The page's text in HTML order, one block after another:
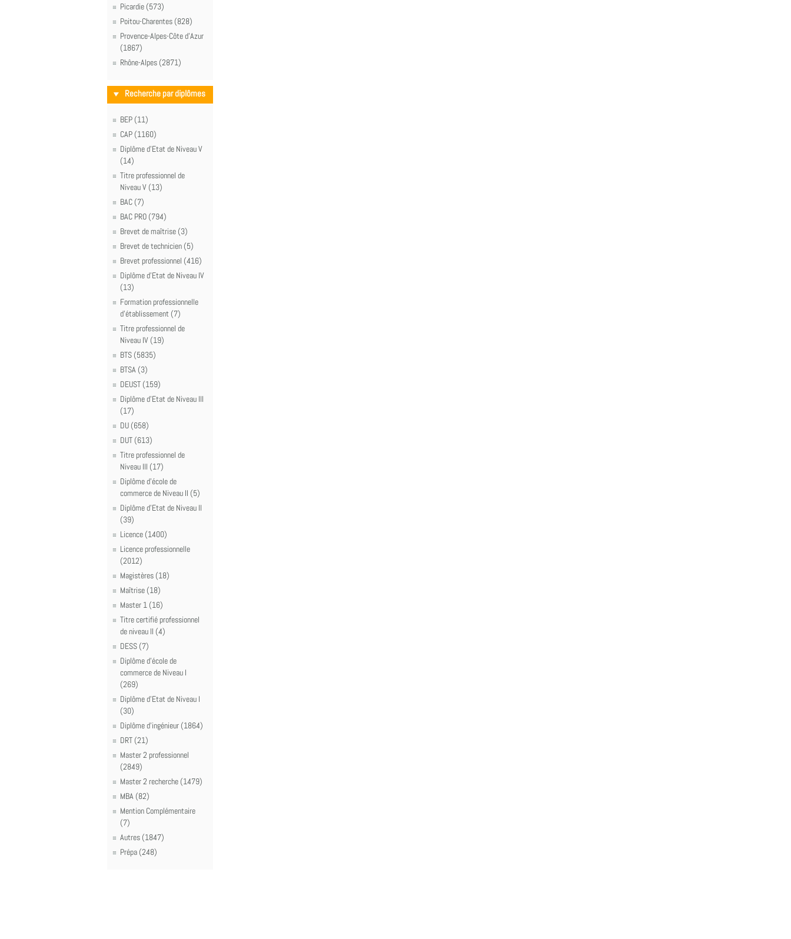
Picardie (573)
Poitou-Charentes (828)
Provence-Alpes-Côte d'Azur
(1867)
Rhône-Alpes (2871)
Recherche par diplômes
BEP (11)
CAP (1160)
Diplôme d'Etat de Niveau V
(14)
Titre professionnel de
Niveau V (13)
BAC (7)
BAC PRO (794)
Brevet de maîtrise (3)
Brevet de technicien (5)
Brevet professionnel (416)
Diplôme d'Etat de Niveau IV
(13)
Formation professionnelle
d'établissement (7)
Titre professionnel de
Niveau IV (19)
BTS (5835)
BTSA (3)
DEUST (159)
Diplôme d'Etat de Niveau III
(17)
DU (658)
DUT (613)
Titre professionnel de
Niveau III (17)
Diplôme d'école de
commerce de Niveau II (5)
Diplôme d'Etat de Niveau II
(39)
Licence (1400)
Licence professionnelle
(2012)
Magistères (18)
Maîtrise (18)
Master 1 (16)
Titre certifié professionnel
de niveau II (4)
DESS (7)
Diplôme d'école de
commerce de Niveau I
(269)
Diplôme d'Etat de Niveau I
(30)
Diplôme d'ingénieur (1864)
DRT (21)
Master 2 professionnel
(2849)
Master 2 recherche (1479)
MBA (82)
Mention Complémentaire
(7)
Autres (1847)
Prépa (248)